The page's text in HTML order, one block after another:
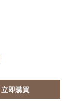
立即購買